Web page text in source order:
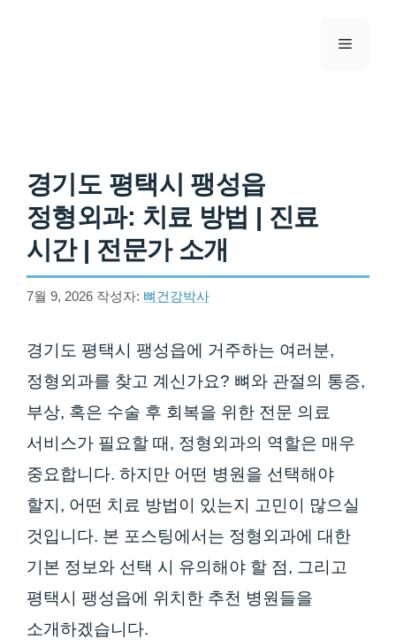
메뉴
경기도 평택시 팽성읍
정형외과: 치료 방법 | 진료
시간 | 전문가 소개
7월 9, 2026 작성자: 뼈건강박사
경기도 평택시 팽성읍에 거주하는 여러분,
정형외과를 찾고 계신가요? 뼈와 관절의 통증,
부상, 혹은 수술 후 회복을 위한 전문 의료
서비스가 필요할 때, 정형외과의 역할은 매우
중요합니다. 하지만 어떤 병원을 선택해야
할지, 어떤 치료 방법이 있는지 고민이 많으실
것입니다. 본 포스팅에서는 정형외과에 대한
기본 정보와 선택 시 유의해야 할 점, 그리고
평택시 팽성읍에 위치한 추천 병원들을
소개하겠습니다.